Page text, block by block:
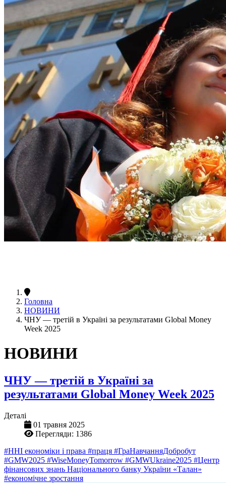
Головна
НОВИНИ
ЧНУ — третій в Україні за результатами Global Money
Week 2025
НОВИНИ
ЧНУ — третій в Україні за
результатами Global Money Week 2025
Деталі
01 травня 2025
Перегляди: 1386
#ННІ економіки і права #праця #ГраНавчанняДобробут
#GMW2025 #WiseMoneyTomorrow #GMWUkraine2025 #Центр
фінансових знань Національного банку України «Талан»
#економічне зростання